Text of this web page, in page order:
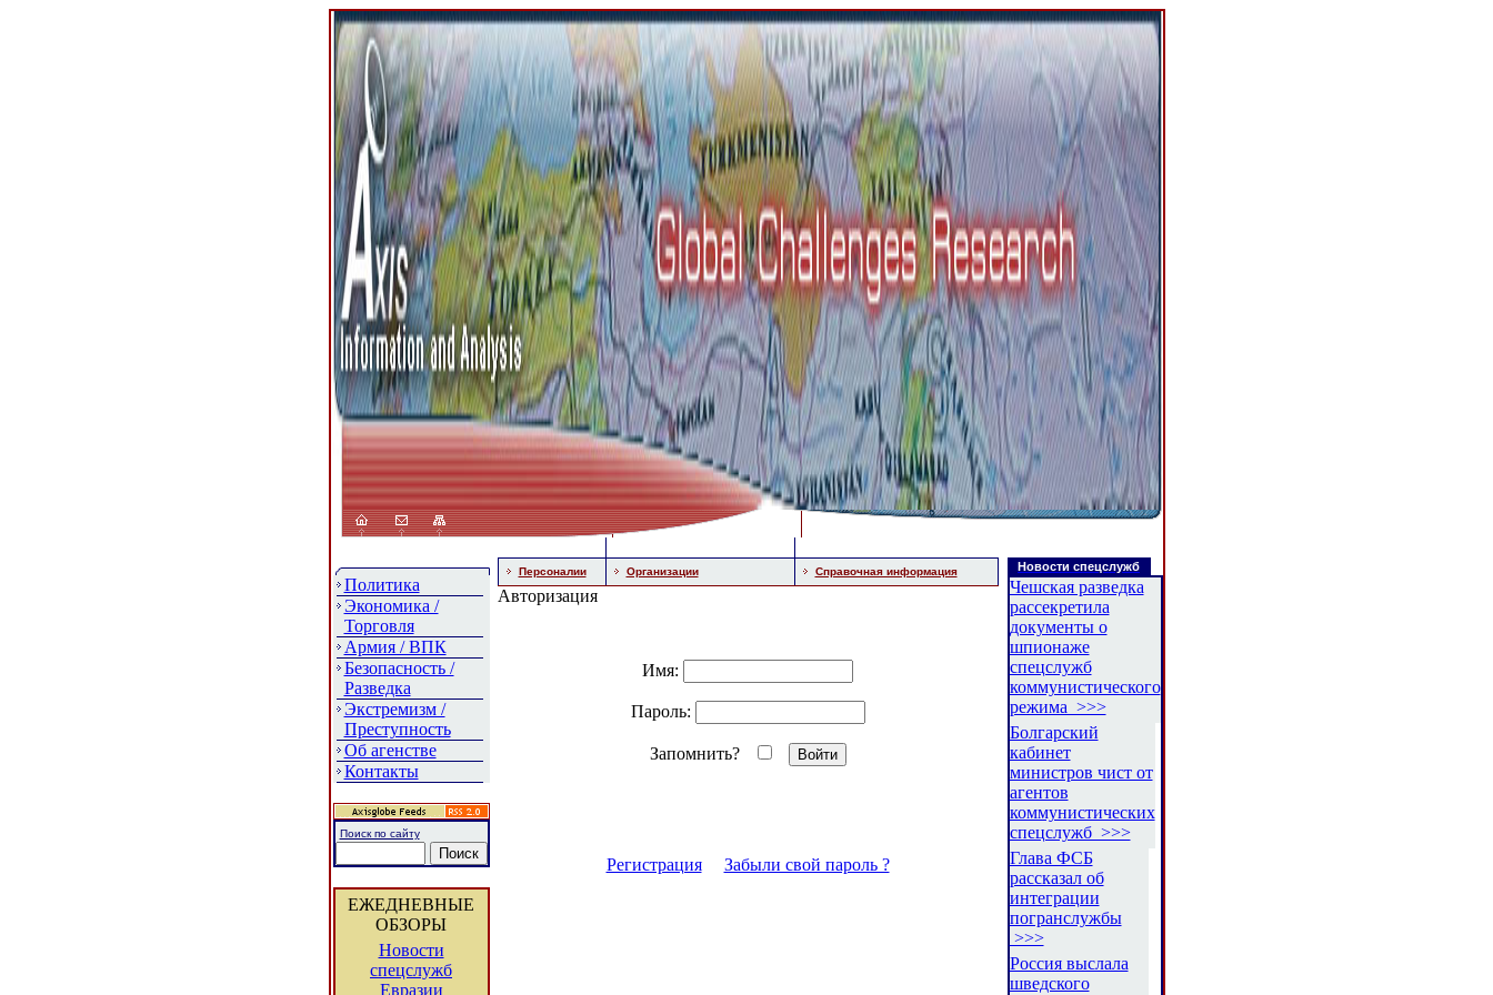
Политика
Экономика /
Торговля
Армия / ВПК
Безопасность /
Разведка
Экстремизм /
Преступность
Об агенстве
Контакты
Поиск по сайту
ЕЖЕДНЕВНЫЕ
ОБЗОРЫ
Новости
спецслужб
Евразии
Персоналии Организации Справочная информация
Авторизация
Имя:
Пароль:
Запомнить?
Регистрация Забыли свой пароль ?
Новости спецслужб
Чешская разведка
рассекретила
документы о
шпионаже
спецслужб
коммунистического
режима >>>
Болгарский
кабинет
министров чист от
агентов
коммунистических
спецслужб >>>
Глава ФСБ
рассказал об
интеграции
погранслужбы
>>>
Россия выслала
шведского